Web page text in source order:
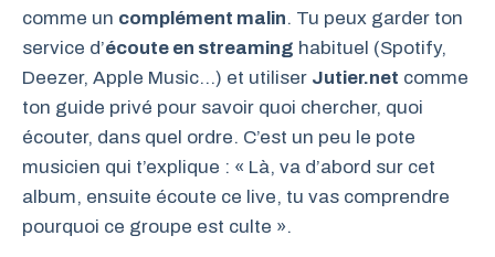
comme un complément malin. Tu peux garder ton
service d’écoute en streaming habituel (Spotify,
Deezer, Apple Music…) et utiliser Jutier.net comme
ton guide privé pour savoir quoi chercher, quoi
écouter, dans quel ordre. C’est un peu le pote
musicien qui t’explique : « Là, va d’abord sur cet
album, ensuite écoute ce live, tu vas comprendre
pourquoi ce groupe est culte ».